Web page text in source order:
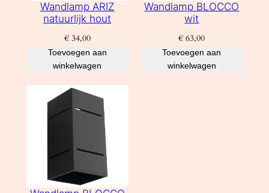
Wandlamp ARIZ
natuurlijk hout
€34,00
Toevoegen aan
winkelwagen
Wandlamp BLOCCO
wit
€ 63,00
Toevoegen aan
winkelwagen